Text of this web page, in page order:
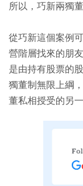
所以，巧新兩獨
從巧新這個案例
營階層找來的朋
是由持有股票的
獨董制無限上綱
董私相授受的另一